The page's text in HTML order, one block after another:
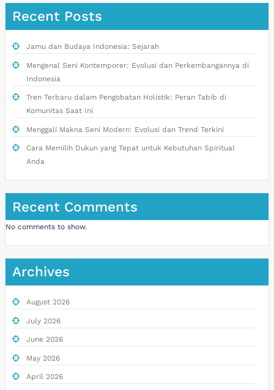
Recent Posts
Jamu dan Budaya Indonesia: Sejarah
Mengenal Seni Kontemporer: Evolusi dan Perkembangannya di
Indonesia
Tren Terbaru dalam Pengobatan Holistik: Peran Tabib di
Komunitas Saat Ini
Menggali Makna Seni Modern: Evolusi dan Trend Terkini
Cara Memilih Dukun yang Tepat untuk Kebutuhan Spiritual
Anda
Recent Comments
No comments to show.
Archives
August 2026
July 2026
June 2026
May 2026
April 2026